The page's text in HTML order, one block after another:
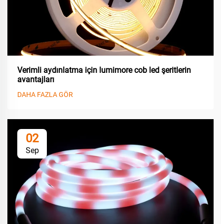
Verimli aydınlatma için lumimore cob led şeritlerin
avantajları
DAHA FAZLA GÖR
02
Sep